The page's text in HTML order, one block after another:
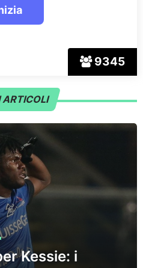
9345
ARTICOLI
Kessie: i